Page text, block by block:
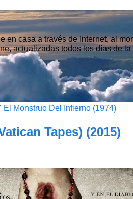
en casa a través de Internet, al
actualizadas todos los días de
El Monstruo Del Infierno (1974)
Tapes) (2015)